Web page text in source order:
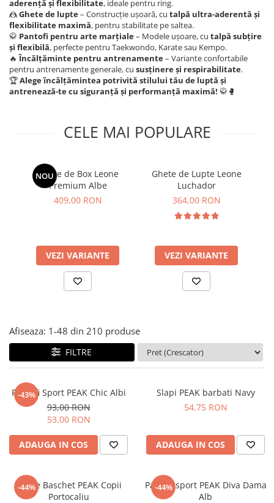
Placi de spargere
Prim ajutor
Recuperare si incalzire
Saci bulgaresti
Saltele si Tatami
Greutati Fitness
Linie Kempo
Bluză
Jachete
Sosete
Veste
Rucsacuri si genti
Sepci si caciuli
Tape
Cadouri
aderență și flexibilitate, ideale pentru ring.
🤼Ghete de lupte– Construcție ușoară, cu talpă ultra-aderentă și
flexibilitate maximă, pentru stabilitate pe saltea.
🥋 Pantofi pentru arte marțiale– Modele ușoare, cu talpă subțire
și flexibilă, perfecte pentru Taekwondo, Karate sau Kempo.
🔥Încălțăminte pentru antrenamente– Variante confortabile
pentru antrenamente generale, cu susținere și respirabilitate.
🏆Alege încălțămintea potrivită stilului tău de luptă și
antrenează-te cu siguranță și performanță maximă! 🥋🥊
CELE MAI POPULARE
NOU
Ghete de Box Leone
Premium Albe
409,00 RON
VEZI VARIANTE
Ghete de Lupte Leone
Luchador
364,00 RON
VEZI VARIANTE
Afiseaza: 1-48 din 210 produse
FILTRE
-43%
Pantofi Sport PEAK Chic Albi
93,00 RON
53,00 RON
ADAUGA IN COS
Slapi PEAK barbati Navy
54,75 RON
ADAUGA IN COS
-44%
Ghete Baschet PEAK Copii
Portocaliu
-44%
Pantofi sport PEAK Diva Dama
Alb